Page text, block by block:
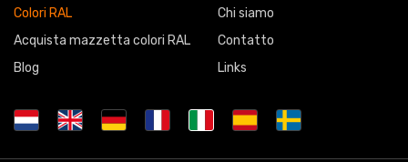
Colori RAL
Acquista mazzetta colori RAL
Blog
Chi siamo
Contatto
Links